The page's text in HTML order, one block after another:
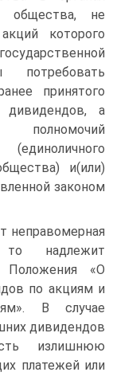
общества, не
которого
потребовать
принятого
а
и(или)
законом
неправомерная
то надлежит
Положения «О
по акциям и
В случае
дивидендов
излишнюю
платежей или